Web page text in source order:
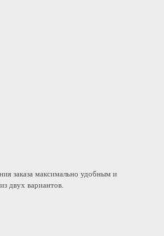
заказа максимально удобным и
двух вариантов.